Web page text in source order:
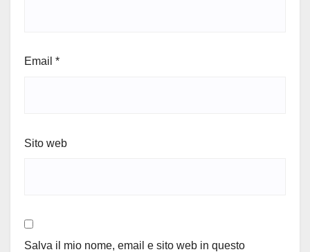
Email *
Sito web
Salva il mio nome, email e sito web in questo